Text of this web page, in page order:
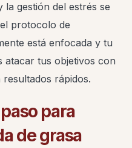
la gestión del estrés se
protocolo de
está enfocada y tu
tus objetivos con
rápidos.
para
de grasa